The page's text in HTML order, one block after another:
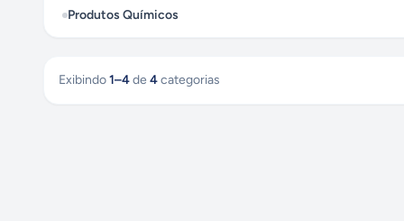
Produtos Químicos
Exibindo1–4de 4categorias